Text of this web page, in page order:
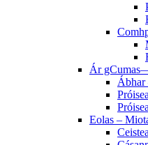
Ár
Ábhar
Eolas –